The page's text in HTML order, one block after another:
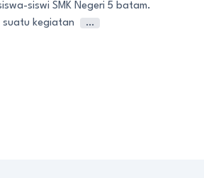
siswi SMK Negeri 5 batam.
suatu kegiatan
…